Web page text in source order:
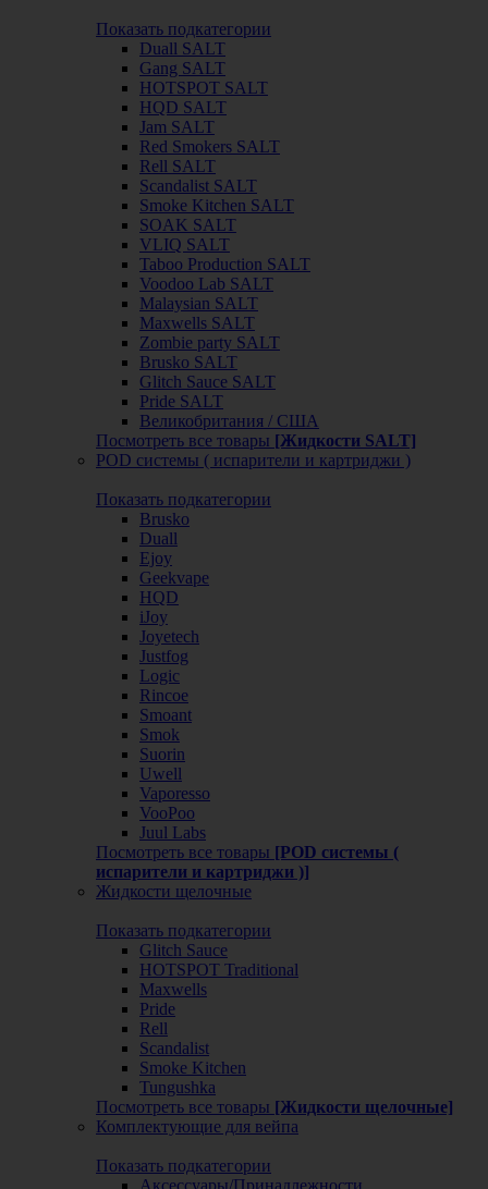
Показать подкатегории
Duall SALT
Gang SALT
HOTSPOT SALT
HQD SALT
Jam SALT
Red Smokers SALT
Rell SALT
Scandalist SALT
Smoke Kitchen SALT
SOAK SALT
VLIQ SALT
Taboo Production SALT
Voodoo Lab SALT
Malaysian SALT
Maxwells SALT
Zombie party SALT
Brusko SALT
Glitch Sauce SALT
Pride SALT
Великобритания / США
Посмотреть все товары [Жидкости SALT]
POD системы ( испарители и картриджи )
Показать подкатегории
Brusko
Duall
Ejoy
Geekvape
HQD
iJoy
Joyetech
Justfog
Logic
Rincoe
Smoant
Smok
Suorin
Uwell
Vaporesso
VooPoo
Juul Labs
Посмотреть все товары [POD системы (
испарители и картриджи )]
Жидкости щелочные
Показать подкатегории
Glitch Sauce
HOTSPOT Traditional
Maxwells
Pride
Rell
Scandalist
Smoke Kitchen
Tungushka
Посмотреть все товары [Жидкости щелочные]
Комплектующие для вейпа
Показать подкатегории
Аксессуары/Принадлежности